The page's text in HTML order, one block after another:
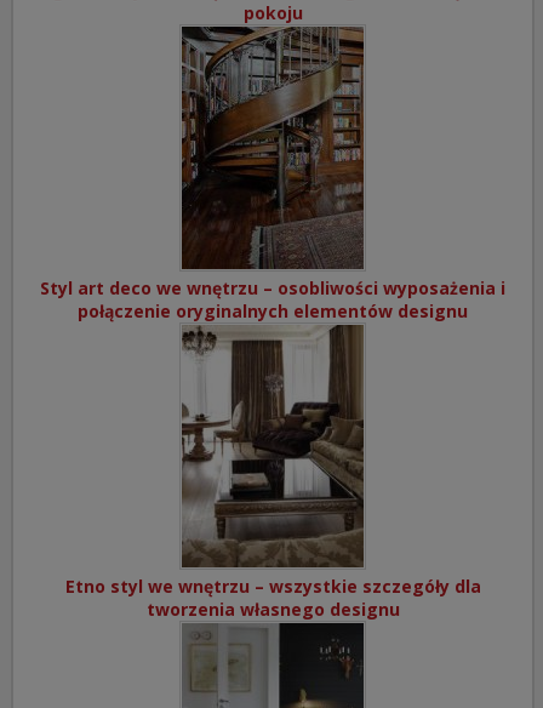
pokoju
Styl art deco we wnętrzu – osobliwości wyposażenia i
połączenie oryginalnych elementów designu
Etno styl we wnętrzu – wszystkie szczegóły dla
tworzenia własnego designu